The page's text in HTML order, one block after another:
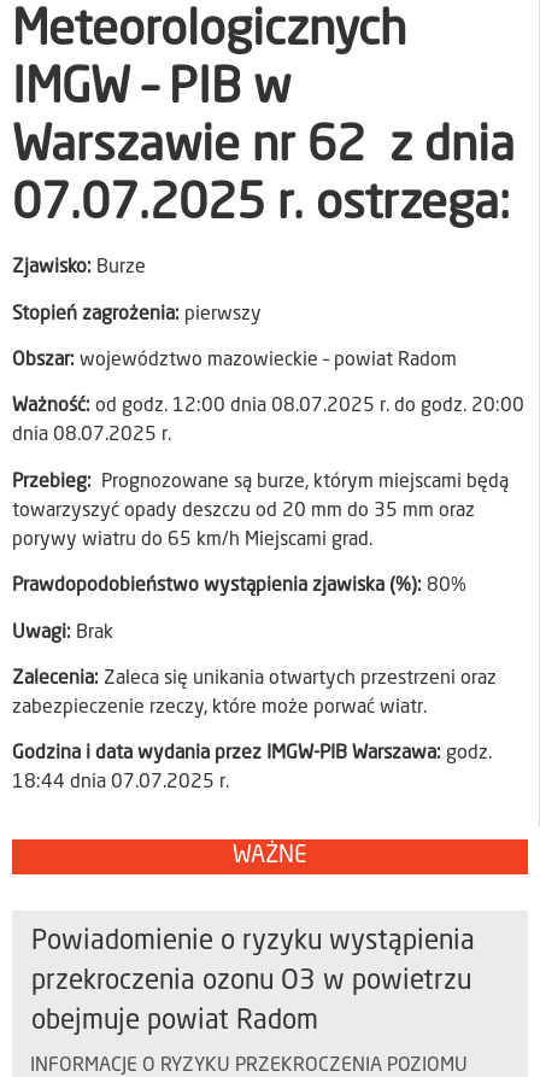
Meteorologicznych
IMGW – PIB w
Warszawie nr 62 z dnia
07.07.2025 r. ostrzega:
Zjawisko: Burze
Stopień zagrożenia: pierwszy
Obszar: województwo mazowieckie – powiat Radom
Ważność: od godz. 12:00 dnia 08.07.2025 r. do godz. 20:00
dnia 08.07.2025 r.
Przebieg:
Prognozowane są burze, którym miejscami będą
towarzyszyć opady deszczu od 20 mm do 35 mm oraz
porywy wiatru do 65 km/h Miejscami grad.
Prawdopodobieństwo wystąpienia zjawiska (%): 80%
Uwagi: Brak
Zalecenia: Zaleca się unikania otwartych przestrzeni oraz
zabezpieczenie rzeczy, które może porwać wiatr.
Godzina i data wydania przez IMGW-PIB Warszawa: godz.
18:44 dnia 07.07.2025 r.
WAŻNE
Powiadomienie o ryzyku wystąpienia
przekroczenia ozonu O3 w powietrzu
obejmuje powiat Radom
INFORMACJE O RYZYKU PRZEKROCZENIA POZIOMU